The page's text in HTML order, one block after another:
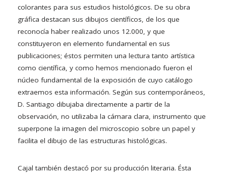
colorantes para sus estudios histológicos. De su obra
gráfica destacan sus dibujos científicos, de los que
reconocía haber realizado unos 12.000, y que
constituyeron en elemento fundamental en sus
publicaciones; éstos permiten una lectura tanto artística
como científica, y como hemos mencionado fueron el
núcleo fundamental de la exposición de cuyo catálogo
extraemos esta información. Según sus contemporáneos,
D. Santiago dibujaba directamente a partir de la
observación, no utilizaba la cámara clara, instrumento que
superpone la imagen del microscopio sobre un papel y
facilita el dibujo de las estructuras histológicas.
Cajal también destacó por su producción literaria. Ésta